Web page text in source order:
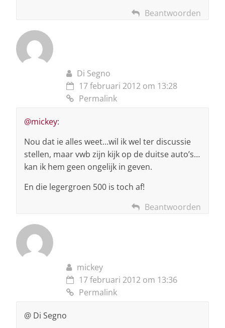
Beantwoorden
Di Segno
17 februari 2012 om 13:28
Permalink
@mickey:
Nou dat ie alles weet…wil ik wel ter discussie
stellen, maar vwb zijn kijk op de duitse auto’s…
kan ik hem geen ongelijk in geven.
En die legergroen 500 is toch af!
Beantwoorden
mickey
17 februari 2012 om 13:36
Permalink
@ Di Segno